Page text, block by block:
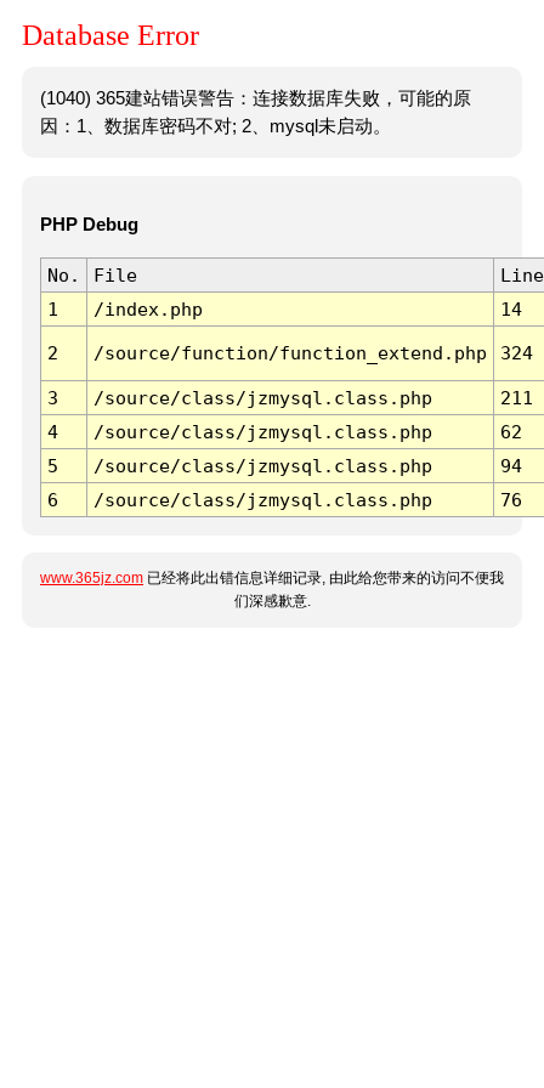
Database Error
(1040) 365建站错误警告：连接数据库失败，可能的原
因：1、数据库密码不对; 2、mysql未启动。
PHP Debug
No. File
Line
1
/index.php 14
2 /source/function/function_extend.php 324
3 /source/class/jzmysql.class.php
211
4
/source/class/jzmysql.class.php
62
5
/source/class/jzmysql.class.php
94
6
/source/class/jzmysql.class.php 76
www.365jz.com 已经将此出错信息详细记录, 由此给您带来的访问不便我
们深感歉意.